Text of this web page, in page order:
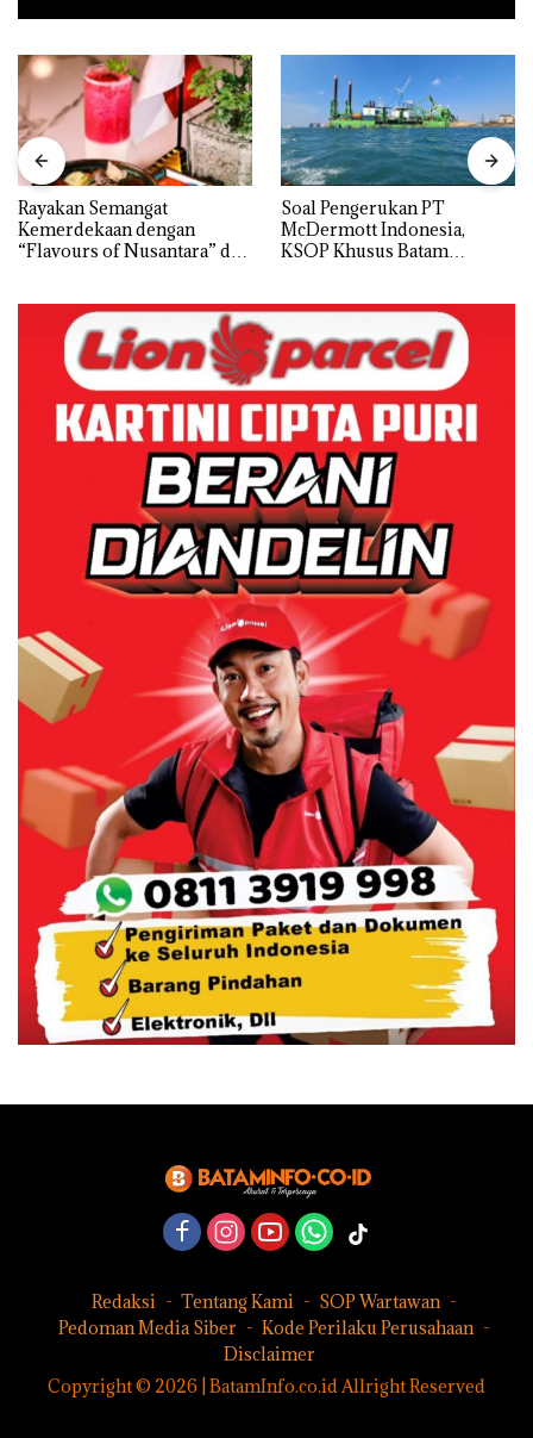
Rayakan Semangat
Kemerdekaan dengan
“Flavours of Nusantara” di
‎Soal Pengerukan PT
McDermott Indonesia,
KSOP Khusus Batam
Redaksi Tentang Kami
SOP Wartawan
Pedoman Media Siber
Kode Perilaku Perusahaan
Disclaimer
Copyright © 2026 | BatamInfo.co.id Allright Reserved